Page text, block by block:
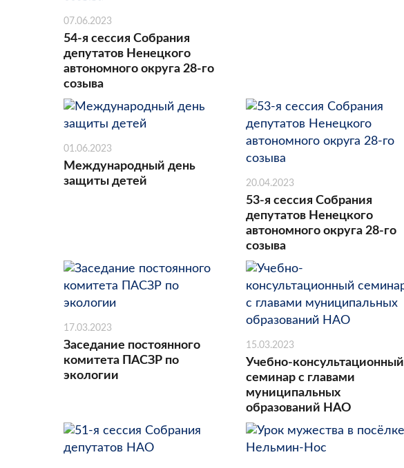
07.06.2023
54-я сессия Собрания
депутатов Ненецкого
автономного округа 28-го
созыва
01.06.2023
Международный день
защиты детей
20.04.2023
53-я сессия Собрания
депутатов Ненецкого
автономного округа 28-го
созыва
17.03.2023
Заседание постоянного
комитета ПАСЗР по
экологии
15.03.2023
Учебно-консультационный
семинар с главами
муниципальных
образований НАО